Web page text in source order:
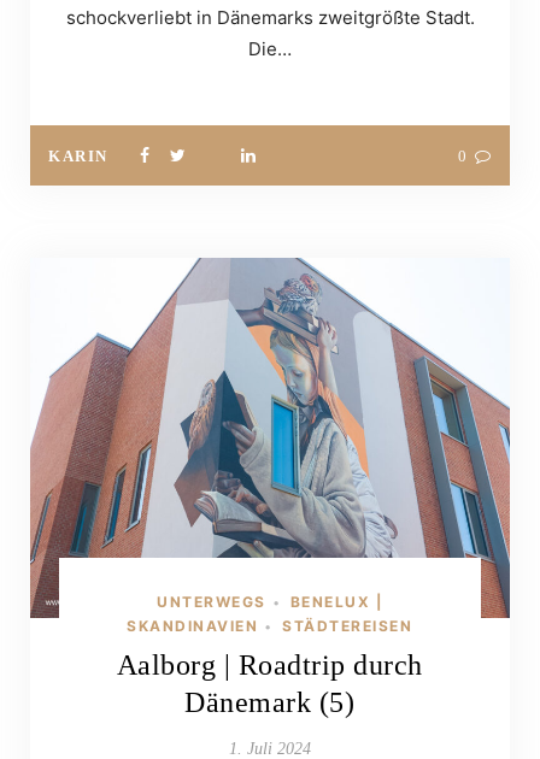
schockverliebt in Dänemarks zweitgrößte Stadt.
Die…
KARIN 0
UNTERWEGS •
BENELUX |
SKANDINAVIEN • STÄDTEREISEN
Aalborg | Roadtrip durch
Dänemark (5)
1. Juli 2024